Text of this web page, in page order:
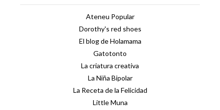
Ateneu Popular
Dorothy's red shoes
El blog de Holamama
Gatotonto
La criatura creativa
La Niña Bipolar
La Receta de la Felicidad
Little Muna